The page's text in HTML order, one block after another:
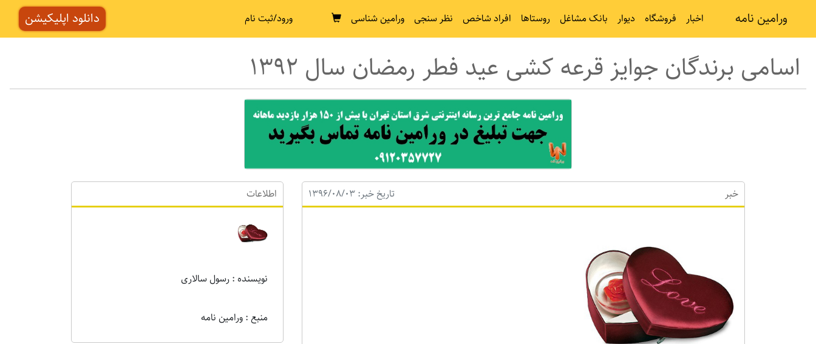
ورامین نامه اخبار فروشگاه دیوار بانک مشاغل روستاها افراد شاخص نظر سنجی ورامین شناسی ورود/ثبت نام دانلود اپلیکیشن
اسامی برندگان جوایز قرعه کشی عید فطر رمضان سال 1392
خبر تاریخ خبر: 1396/08/03 اطلاعات
نویسنده : رسول سالاری
منبع : ورامین نامه